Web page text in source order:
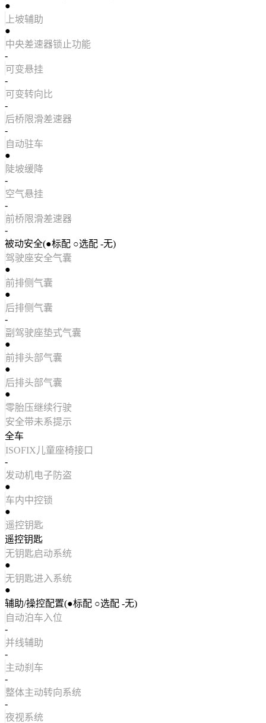
●
上坡辅助
●
中央差速器锁止功能
-
可变悬挂
-
可变转向比
-
后桥限滑差速器
-
自动驻车
●
陡坡缓降
-
空气悬挂
-
前桥限滑差速器
-
被动安全(●标配 ○选配 -无)
驾驶座安全气囊
●
前排侧气囊
●
后排侧气囊
-
副驾驶座垫式气囊
●
前排头部气囊
●
后排头部气囊
●
零胎压继续行驶
安全带未系提示
全车
ISOFIX儿童座椅接口
-
发动机电子防盗
●
车内中控锁
●
遥控钥匙
遥控钥匙
无钥匙启动系统
●
无钥匙进入系统
●
辅助/操控配置(●标配 ○选配 -无)
自动泊车入位
-
并线辅助
-
主动刹车
-
整体主动转向系统
-
夜视系统